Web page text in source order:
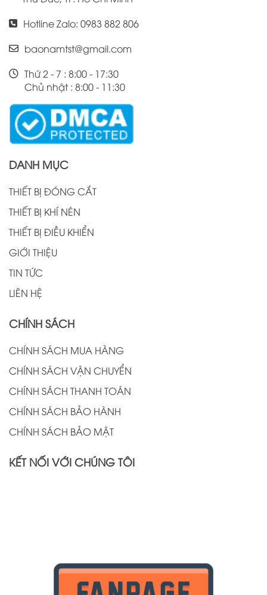
Hotline Zalo: 0983 882 806
baonamtst@gmail.com
Thứ 2 - 7 : 8:00 - 17:30
Chủ nhật : 8:00 - 11:30
DANH MỤC
THIẾT BỊ ĐÓNG CẮT
THIẾT BỊ KHÍ NÉN
THIẾT BỊ ĐIỀU KHIỂN
GIỚI THIỆU
TIN TỨC
LIÊN HỆ
CHÍNH SÁCH
CHÍNH SÁCH MUA HÀNG
CHÍNH SÁCH VẬN CHUYỂN
CHÍNH SÁCH THANH TOÁN
CHÍNH SÁCH BẢO HÀNH
CHÍNH SÁCH BẢO MẬT
KẾT NỐI VỚI CHÚNG TÔI